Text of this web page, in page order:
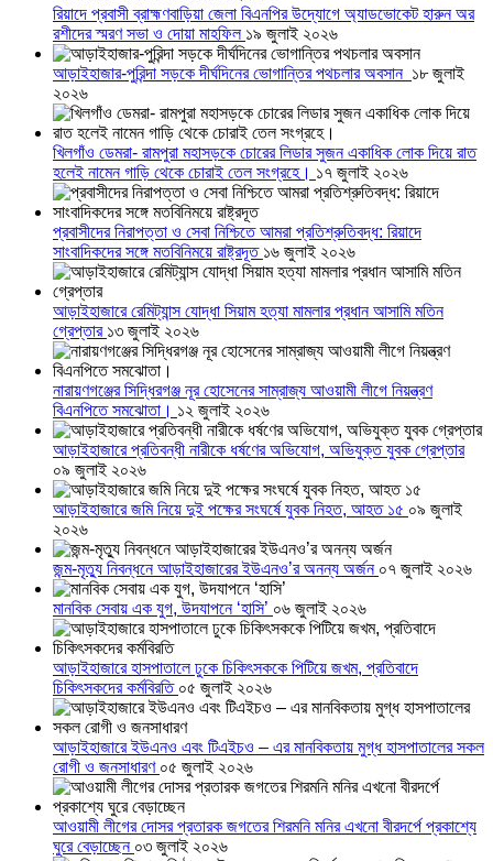
রিয়াদে প্রবাসী ব্রাহ্মণবাড়িয়া জেলা বিএনপির উদ্যোগে অ্যাডভোকেট হারুন অর
রশীদের স্মরণ সভা ও দোয়া মাহফিল ১৯ জুলাই ২০২৬
আড়াইহাজার-পুরিন্দা সড়কে দীর্ঘদিনের ভোগান্তির পথচলার অবসান ১৮ জুলাই
২০২৬
খিলগাঁও ডেমরা- রামপুরা মহাসড়কে চোরের লিডার সুজন একাধিক লোক দিয়ে রাত
হলেই নামেন গাড়ি থেকে চোরাই তেল সংগ্রহে। ১৭ জুলাই ২০২৬
প্রবাসীদের নিরাপত্তা ও সেবা নিশ্চিতে আমরা প্রতিশ্রুতিবদ্ধ: রিয়াদে
সাংবাদিকদের সঙ্গে মতবিনিময়ে রাষ্ট্রদূত ১৬ জুলাই ২০২৬
আড়াইহাজারে রেমিট্যান্স যোদ্ধা সিয়াম হত্যা মামলার প্রধান আসামি মতিন
গ্রেপ্তার ১৩ জুলাই ২০২৬
নারায়ণগঞ্জের সিদ্ধিরগঞ্জ নূর হোসেনের সাম্রাজ্য আওয়ামী লীগে নিয়ন্ত্রণ
বিএনপিতে সমঝোতা। ১২ জুলাই ২০২৬
আড়াইহাজারে প্রতিবন্ধী নারীকে ধর্ষণের অভিযোগ, অভিযুক্ত যুবক গ্রেপ্তার
০৯ জুলাই ২০২৬
আড়াইহাজারে জমি নিয়ে দুই পক্ষের সংঘর্ষে যুবক নিহত, আহত ১৫ ০৯ জুলাই
২০২৬
জন্ম-মৃত্যু নিবন্ধনে আড়াইহাজারের ইউএনও’র অনন্য অর্জন ০৭ জুলাই ২০২৬
মানবিক সেবায় এক যুগ, উদযাপনে ‘হাসি’ ০৬ জুলাই ২০২৬
আড়াইহাজারে হাসপাতালে ঢুকে চিকিৎসককে পিটিয়ে জখম, প্রতিবাদে
চিকিৎসকদের কর্মবিরতি ০৫ জুলাই ২০২৬
আড়াইহাজারে ইউএনও এবং টিএইচও – এর মানবিকতায় মুগ্ধ হাসপাতালের সকল
রোগী ও জনসাধারণ ০৫ জুলাই ২০২৬
আওয়ামী লীগের দোসর প্রতারক জগতের শিরমনি মনির এখনো বীরদর্পে প্রকাশ্যে
ঘুরে বেড়াচ্ছেন ০৩ জুলাই ২০২৬